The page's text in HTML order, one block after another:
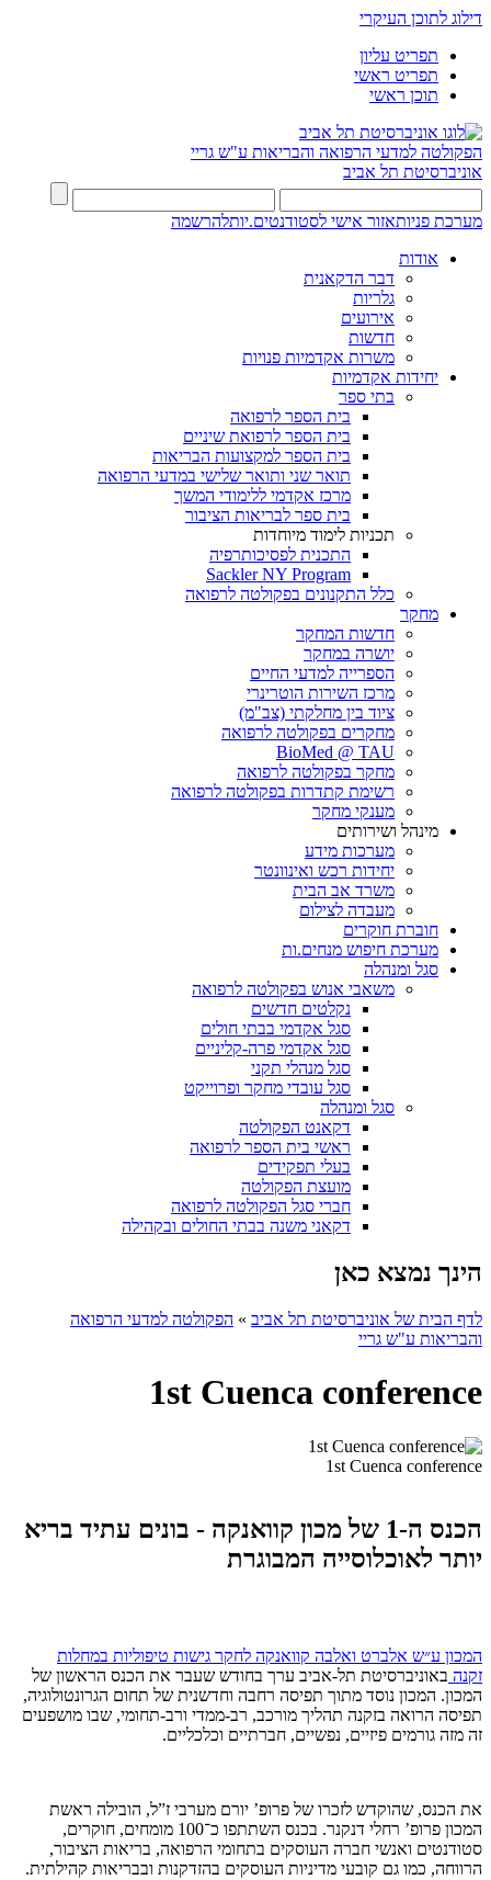
דילוג לתוכן העיקרי
תפריט עליון
תפריט ראשי
תוכן ראשי
הפקולטה למדעי הרפואה והבריאות ע"ש גריי
אוניברסיטת תל אביב
מערכת פניותאזור אישי לסטודנטים.יותלהרשמה
אודות
דבר הדקאנית
גלריות
אירועים
חדשות
משרות אקדמיות פנויות
יחידות אקדמיות
בתי ספר
בית הספר לרפואה
בית הספר לרפואת שיניים
בית הספר למקצועות הבריאות
תואר שני ותואר שלישי במדעי הרפואה
מרכז אקדמי ללימודי המשך
בית ספר לבריאות הציבור
תכניות לימוד מיוחדות
התכנית לפסיכותרפיה
Sackler NY Program
כלל התקנונים בפקולטה לרפואה
מחקר
חדשות המחקר
יושרה במחקר
הספרייה למדעי החיים
מרכז השירות הוטרינרי
ציוד בין מחלקתי (צב"מ)
מחקרים בפקולטה לרפואה
BioMed @ TAU
מחקר בפקולטה לרפואה
רשימת קתדרות בפקולטה לרפואה
מענקי מחקר
מינהל ושירותים
מערכות מידע
יחידות רכש ואינוונטר
משרד אב הבית
מעבדה לצילום
חוברת חוקרים
מערכת חיפוש מנחים.ות
סגל ומנהלה
משאבי אנוש בפקולטה לרפואה
נקלטים חדשים
סגל אקדמי בבתי חולים
סגל אקדמי פרה-קליניים
סגל מנהלי תקני
סגל עובדי מחקר ופרוייקט
סגל ומנהלה
דקאנט הפקולטה
ראשי בית הספר לרפואה
בעלי תפקידים
מועצת הפקולטה
חברי סגל הפקולטה לרפואה
דקאני משנה בבתי החולים ובקהילה
הינך נמצא כאן
לדף הבית של אוניברסיטת תל אביב » הפקולטה למדעי הרפואה
והבריאות ע"ש גריי
1st Cuenca conference
1st Cuenca conference
הכנס ה-1 של מכון קוואנקה - בונים עתיד בריא
יותר לאוכלוסייה המבוגרת
המכון ע״ש אלברט ואלבה קוואנקה לחקר גישות טיפוליות במחלות
זקנה באוניברסיטת תל-אביב ערך בחודש שעבר את הכנס הראשון של
המכון. המכון נוסד מתוך תפיסה רחבה וחדשנית של תחום הגרונטולוגיה,
תפיסה הרואה בזקנה תהליך מורכב, רב-ממדי ורב-תחומי, שבו מושפעים
זה מזה גורמים פיזיים, נפשיים, חברתיים וכלכליים.
את הכנס, שהוקדש לזכרו של פרופ’ יורם מערבי ז”ל, הובילה ראשת
המכון פרופ’ רחלי דנקנר. בכנס השתתפו כ־100 מומחים, חוקרים,
סטודנטים ואנשי חברה העוסקים בתחומי הרפואה, בריאות הציבור,
הרווחה, כמו גם קובעי מדיניות העוסקים בהזדקנות ובבריאות קהילתית.